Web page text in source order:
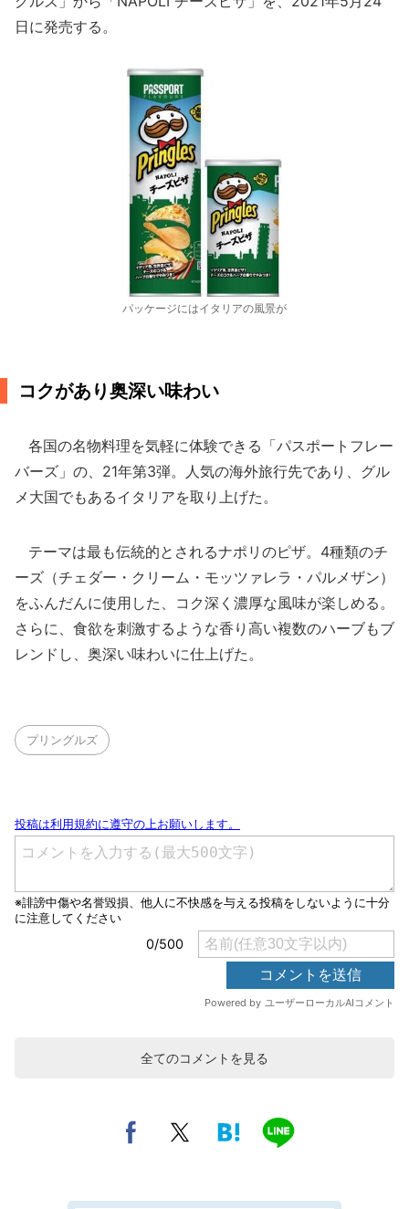
日に発売する。
パッケージにはイタリアの風景が
コクがあり奥深い味わい
各国の名物料理を気軽に体験できる「パスポートフレー
バーズ」の、21年第3弾。人気の海外旅行先であり、グル
メ大国でもあるイタリアを取り上げた。
テーマは最も伝統的とされるナポリのピザ。4種類のチ
ーズ（チェダー・クリーム・モッツァレラ・パルメザン）
をふんだんに使用した、コク深く濃厚な風味が楽しめる。
さらに、食欲を刺激するような香り高い複数のハーブもブ
レンドし、奥深い味わいに仕上げた。
プリングルズ
全てのコメントを見る